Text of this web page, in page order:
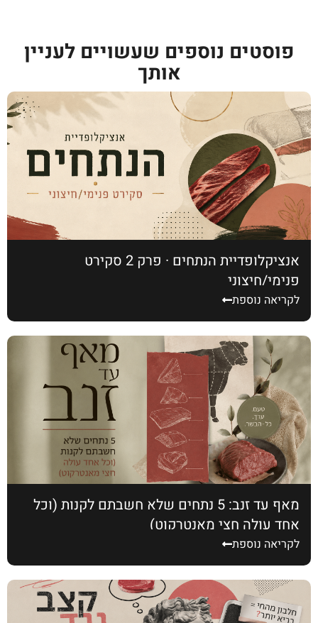
פוסטים נוספים שעשויים לעניין
אותך
אנציקלופדיית הנתחים · פרק 2 סקירט
פנימי/חיצוני
לקריאה נוספת
מאף עד זנב: 5 נתחים שלא חשבתם לקנות (וכל
אחד עולה חצי מאנטרקוט)
לקריאה נוספת